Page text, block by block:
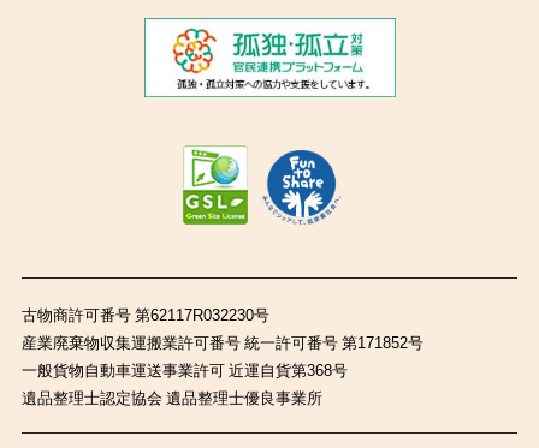
古物商許可番号 第62117R032230号
産業廃棄物収集運搬業許可番号 統一許可番号 第171852号
一般貨物自動車運送事業許可 近運自貨第368号
遺品整理士認定協会 遺品整理士優良事業所